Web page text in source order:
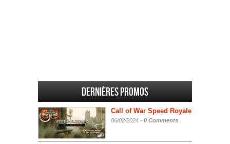
Dernières promos
Call of War Speed Royale
06/02/2024 - 0 Comments